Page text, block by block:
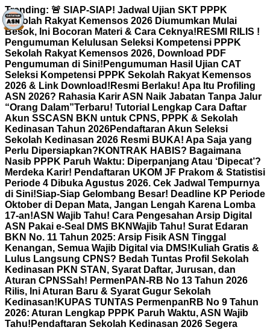
Skip
to
content
Trending: 🚨 SIAP-SIAP! Jadwal Ujian SKT PPPK
Sekolah Rakyat Kemensos 2026 Diumumkan Mulai
Besok, Ini Bocoran Materi & Cara Ceknya! RESMI RILIS !
Pengumuman Kelulusan Seleksi Kompetensi PPPK
Sekolah Rakyat Kemensos 2026, Download PDF
Pengumuman di Sini! Pengumuman Hasil Ujian CAT
Seleksi Kompetensi PPPK Sekolah Rakyat Kemensos
2026 & Link Download! Resmi Berlaku! Apa Itu Profiling
ASN 2026? Rahasia Karir ASN Naik Jabatan Tanpa Jalur
“Orang Dalam”Terbaru! Tutorial Lengkap Cara Daftar
Akun SSCASN BKN untuk CPNS, PPPK & Sekolah
Kedinasan Tahun 2026Pendaftaran Akun Seleksi
Sekolah Kedinasan 2026 Resmi BUKA! Apa Saja yang
Perlu Dipersiapkan? KONTRAK HABIS? Bagaimana
Nasib PPPK Paruh Waktu: Diperpanjang Atau ‘Dipecat’?
Merdeka Karir! Pendaftaran UKOM JF Prakom & Statistisi
Periode 4 Dibuka Agustus 2026. Cek Jadwal Tempurnya
di Sini!Siap-Siap Gelombang Besar! Deadline KP Periode
Oktober di Depan Mata, Jangan Lengah Karena Lomba
17-an!ASN Wajib Tahu! Cara Pengesahan Arsip Digital
ASN Pakai e-Seal DMS BKNWajib Tahu! Surat Edaran
BKN No. 11 Tahun 2025: Arsip Fisik ASN Tinggal
Kenangan, Semua Wajib Digital via DMS! Kuliah Gratis &
Lulus Langsung CPNS? Bedah Tuntas Profil Sekolah
Kedinasan PKN STAN, Syarat Daftar, Jurusan, dan
Aturan CPNSSah! PermenPAN-RB No 13 Tahun 2026
Rilis, Ini Aturan Baru & Syarat Gugur Sekolah
Kedinasan! KUPAS TUNTAS PermenpanRB No 9 Tahun
2026: Aturan Lengkap PPPK Paruh Waktu, ASN Wajib
Tahu! Pendaftaran Sekolah Kedinasan 2026 Segera